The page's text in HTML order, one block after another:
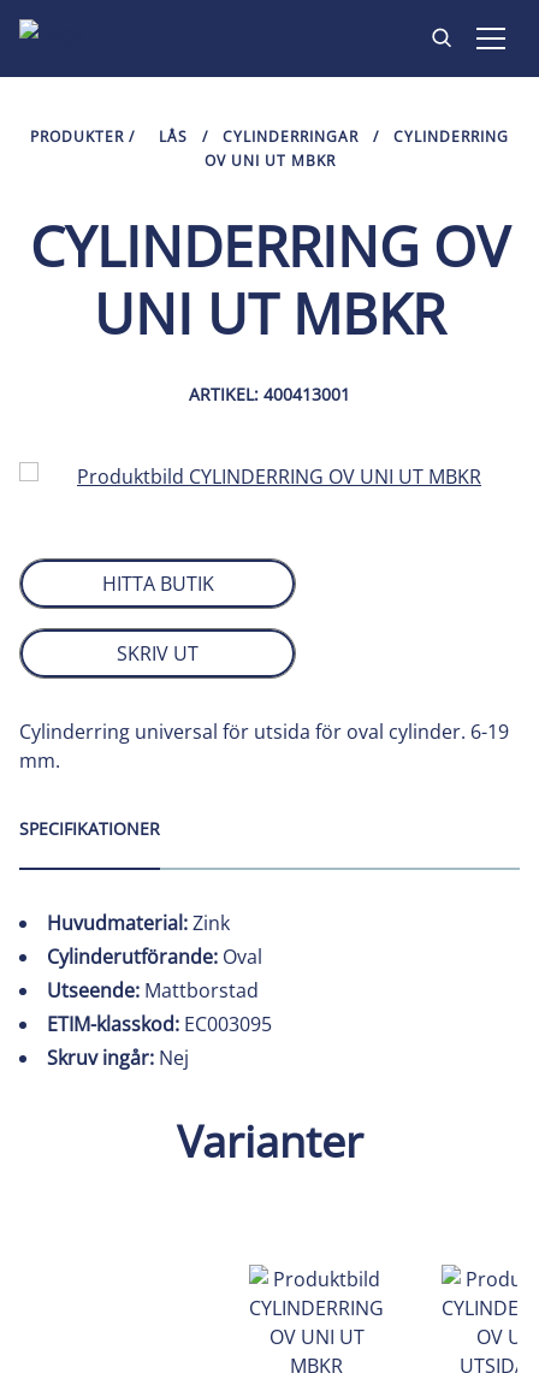
PRODUKTER
HITTA BUTIK
KONTAKT
PRODUKTER / LÅS / CYLINDERRINGAR /
CYLINDERRING
OV UNI UT MBKR
CYLINDERRING OV
UNI UT MBKR
ARTIKEL: 400413001
HITTA BUTIK
SKRIV UT
Cylinderring universal för utsida för oval cylinder. 6-19
mm.
SPECIFIKATIONER
Huvudmaterial:Zink
Cylinderutförande: Oval
Utseende: Mattborstad
ETIM-klasskod: EC003095
Skruv ingår: Nej
Varianter